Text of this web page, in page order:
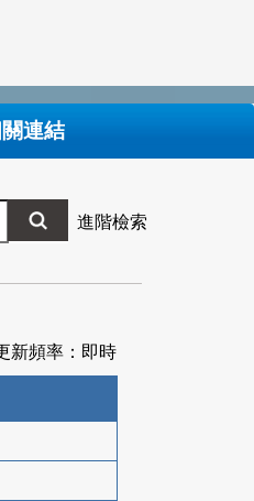
連結
進階檢索
新頻率：即時